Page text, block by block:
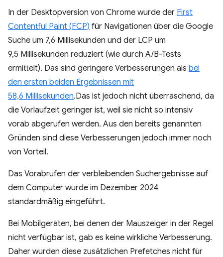
In der Desktopversion von Chrome wurde der First
Contentful Paint (FCP) für Navigationen über die Google
Suche um 7,6 Millisekunden und der LCP um
9,5 Millisekunden reduziert (wie durch A/B-Tests
ermittelt). Das sind geringere Verbesserungen als bei
den ersten beiden Ergebnissen mit
58,6 Millisekunden.Das ist jedoch nicht überraschend, da
die Vorlaufzeit geringer ist, weil sie nicht so intensiv
vorab abgerufen werden. Aus den bereits genannten
Gründen sind diese Verbesserungen jedoch immer noch
von Vorteil.
Das Vorabrufen der verbleibenden Suchergebnisse auf
dem Computer wurde im Dezember 2024
standardmäßig eingeführt.
Bei Mobilgeräten, bei denen der Mauszeiger in der Regel
nicht verfügbar ist, gab es keine wirkliche Verbesserung.
Daher wurden diese zusätzlichen Prefetches nicht für